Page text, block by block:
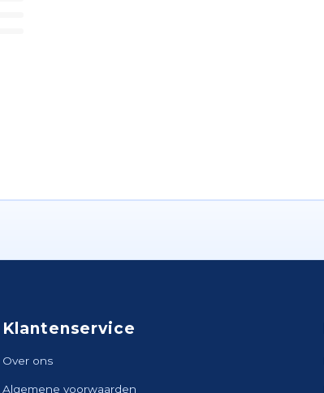
Klantenservice
Over ons
Algemene voorwaarden